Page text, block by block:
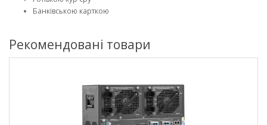
Банківською карткою
Рекомендовані товари